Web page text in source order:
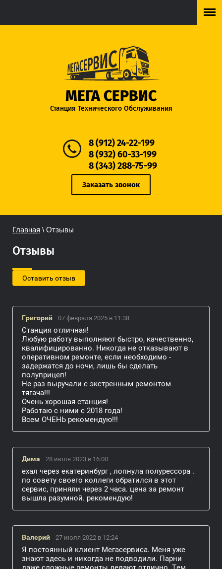
МЕГА СЕРВИС
Станция Технического Обслуживания
8 (912) 24-22-199
8 (932) 60-33-199
8 (343) 288-75-99
Заказать звонок
Главная \ Отзывы
Отзывы
Оставить отзыв
Григорий 07 февраля 2025 в 11:38
Станция отличная!
Любую работу выполняют быстро, качественно,
квалифицированно. Никогда не отказывают в
оперативном ремонте, если необходимо -
задержатся до ночи, лишь бы сделать
полуприцеп!
Не раз выручали с экстренным ремонтом
тягача!!!
Очень хорошая станция!
Работаю с ними с 2018 года!
Всем ОЧЕНЬ рекомендую!!!
Дима 28 июля 2023 в 16:00
ехал через екатеринбург , лопнула полурессора .
по совету своего коллеги обратился в этот
сервис, приняли через 2 часа. цена за ремонт
вышла разумной. рекомендую!
Валерий 27 июля 2022 в 12:24
Я постоянный клиент Мегасервиса. Меня уже
знают здесь и никогда не подводили. Парни